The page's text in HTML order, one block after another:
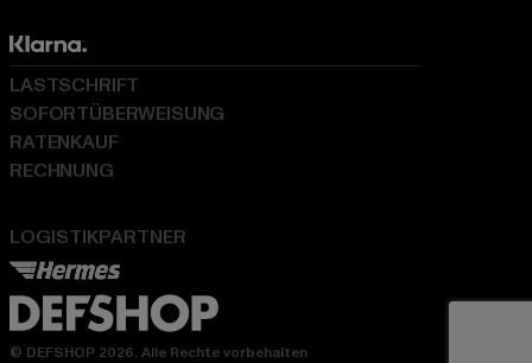
LOGISTIKPARTNER
LASTSCHRIFT
SOFORTÜBERWEISUNG
RATENKAUF
RECHNUNG
© DEFSHOP 2026. Alle Rechte vorbehalten